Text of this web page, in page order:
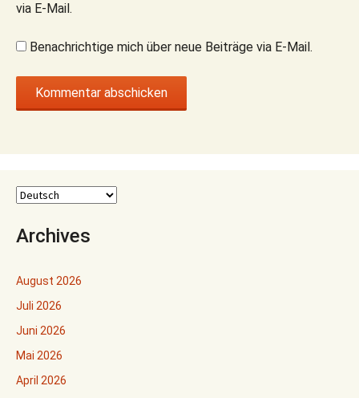
via E-Mail.
Benachrichtige mich über neue Beiträge via E-Mail.
Archives
August 2026
Juli 2026
Juni 2026
Mai 2026
April 2026